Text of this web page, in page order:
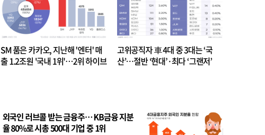
SM 품은 카카오, 지난해 '엔터' 매
출 1.2조원 '국내 1위'…2위 하이브
고위공직자 車 4대 중 3대는 ‘국
산’…절반 ‘현대’·최다 ‘그랜저’
외국인 러브콜 받는 금융주… KB금융 지분
율 80%로 시총 500대 기업 중 1위